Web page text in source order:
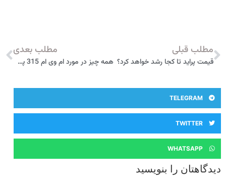
مطلب قبلی
قیمت پراید تا کجا رشد خواهد کرد؟
مطلب بعدی
همه چیز در مورد ام وی ام 315 پلاس (MVM 315+) مدیران خودرو
TELEGRAM
TWITTER
WHATSAPP
دیدگاهتان را بنویسید